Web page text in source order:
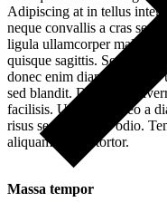
Adipiscing at in tellus
neque convallis a cras
ligula ullamcorper
quisque sagittis. Senectus
donec enim diam vulputate
sed blandit. Dolor sed
facilisis. Ut porttitor leo a
risus sed vulputate odio.
aliquam sem et tortor.
Massa tempor